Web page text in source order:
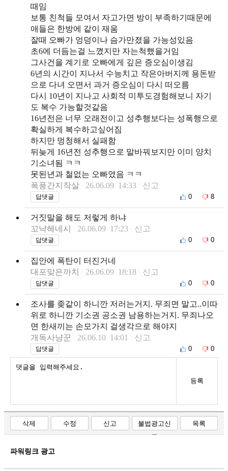
때임
보통 친척들 모여서 자고가면 방이 부족하기때문에
애들은 한방에 같이 재움
잘때 오빠가 엉덩이나 슴가만졌을 가능성있음
초6에 더듬는걸 느꼈지만 자는척했을거임
그사건을 계기로 오빠에게 깊은 증오심이생김
6년의 시간이 지나서 수능치고 작은아버지께 용돈받
으로 다녀 오면서 과거 증오심이 다시 떠오름
다시 10년이 지나고 사회적 미투도경험해보니 자기
도 복수 가능할것같음
16년전은 너무 오래전이고 성추행보다는 성폭행으로
확실하게 복수하고싶어짐
하지만 멍청해서 실패함
뒤늦게 16년전 성추행으로 말바꿔보지만 이미 양치
기소녀됨 ㅋㅋ
못된년과 철없는 오빠였음 ㅋㅋ
폭풍간지작살
26.06.09 14:33 신고
답댓글 0 8
거짓말을 해도 저렇게 하냐
꼬냑헤네시
26.06.09 17:23 신고
답댓글 0 0
집안에 폭탄이 터진거네
대포맞은까치
26.06.09 18:18 신고
답댓글 0 0
조사를 좆같이 하니깐 저러는거지. 무죄면 말고..이따
위로 하니깐 기소권 공소권 남용하는거지. 무죄나오
면 한새끼는 손모가지 걸생각으로 해야지
개독사냥꾼
26.06.10 14:01 신고
답댓글 0 0
등록
삭제 수정 신고
불법광고신
고
목록
파워링크 광고